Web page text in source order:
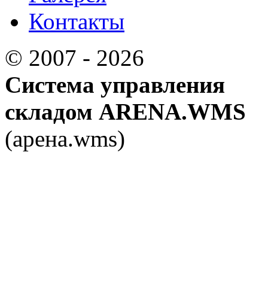
Контакты
© 2007 - 2026
Система управления
складом ARENA.WMS
(арена.wms)